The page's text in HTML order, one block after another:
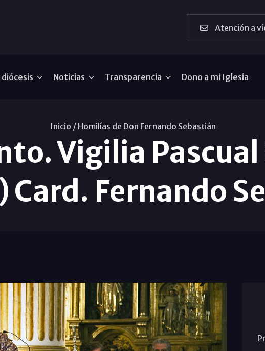
Atención a
Noticias Transparencia Dono a mi Iglesia
Inicio / Homilías de Don Fernando Sebastián
Vigilia
Card. Fernando